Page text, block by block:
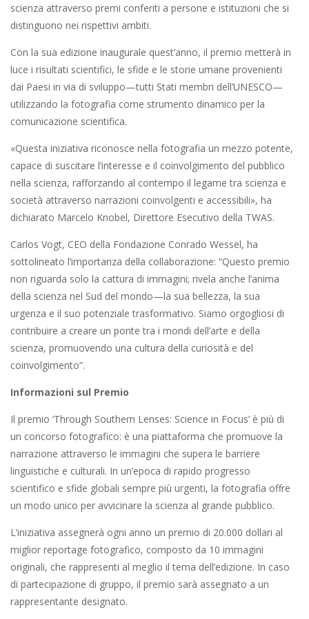
scienza attraverso premi conferiti a persone e istituzioni che si
distinguono nei rispettivi ambiti.
Con la sua edizione inaugurale quest’anno, il premio metterà in
luce i risultati scientifici, le sfide e le storie umane provenienti
dai Paesi in via di sviluppo—tutti Stati membri dell’UNESCO—
utilizzando la fotografia come strumento dinamico per la
comunicazione scientifica.
«Questa iniziativa riconosce nella fotografia un mezzo potente,
capace di suscitare l’interesse e il coinvolgimento del pubblico
nella scienza, rafforzando al contempo il legame tra scienza e
società attraverso narrazioni coinvolgenti e accessibili», ha
dichiarato Marcelo Knobel, Direttore Esecutivo della TWAS.
Carlos Vogt, CEO della Fondazione Conrado Wessel, ha
sottolineato l’importanza della collaborazione: “Questo premio
non riguarda solo la cattura di immagini; rivela anche l’anima
della scienza nel Sud del mondo—la sua bellezza, la sua
urgenza e il suo potenziale trasformativo. Siamo orgogliosi di
contribuire a creare un ponte tra i mondi dell’arte e della
scienza, promuovendo una cultura della curiosità e del
coinvolgimento”.
Informazioni sul Premio
Il premio ‘Through Southern Lenses: Science in Focus’ è più di
un concorso fotografico: è una piattaforma che promuove la
narrazione attraverso le immagini che supera le barriere
linguistiche e culturali. In un’epoca di rapido progresso
scientifico e sfide globali sempre più urgenti, la fotografia offre
un modo unico per avvicinare la scienza al grande pubblico.
L’iniziativa assegnerà ogni anno un premio di 20.000 dollari al
miglior reportage fotografico, composto da 10 immagini
originali, che rappresenti al meglio il tema dell’edizione. In caso
di partecipazione di gruppo, il premio sarà assegnato a un
rappresentante designato.